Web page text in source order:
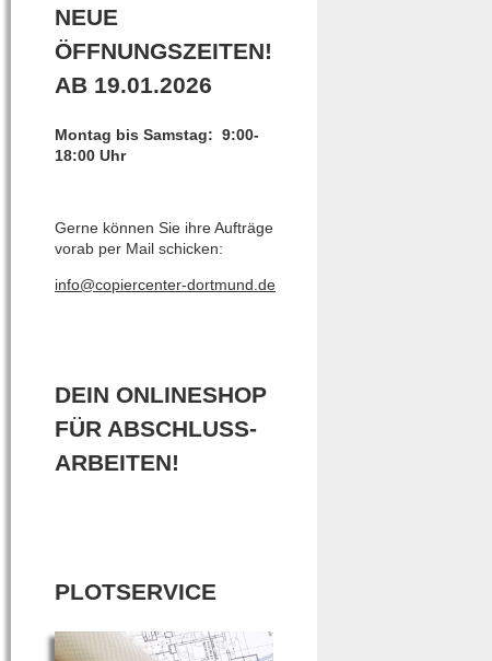
NEUE
ÖFFNUNGSZEITEN!
AB 19.01.2026
Montag bis Samstag: 9:00-
18:00 Uhr
Gerne können Sie ihre Aufträge
vorab per Mail schicken:
info@copiercenter-dortmund.de
DEIN ONLINESHOP
FÜR ABSCHLUSS-
ARBEITEN!
PLOTSERVICE